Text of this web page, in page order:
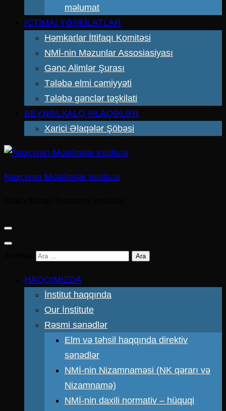
məlumat
İCTİMAİ TƏŞKİLATLAR
Həmkarlar İttifaqı Komitəsi
NMİ-nin Məzunlar Assosiasiyası
Gənc Alimlər Şurası
Tələbə elmi cəmiyyəti
Tələbə gənclər təşkilati
BEYNƏLXALQ ƏLAQƏLƏR
Xarici Əlaqələr Şöbəsi
Naxçıvan Müəllimlər İnstitutu
HAQQIMIZDA
İnstitut haqqında
Our İnstitute
Rəsmi sənədlər
Elm və təhsil haqqında direktiv
sənədlər
NMİ-nin Nizamnaməsi (NK qərarı və
Nizamnamə)
NMİ-nin daxili normativ – hüquqi